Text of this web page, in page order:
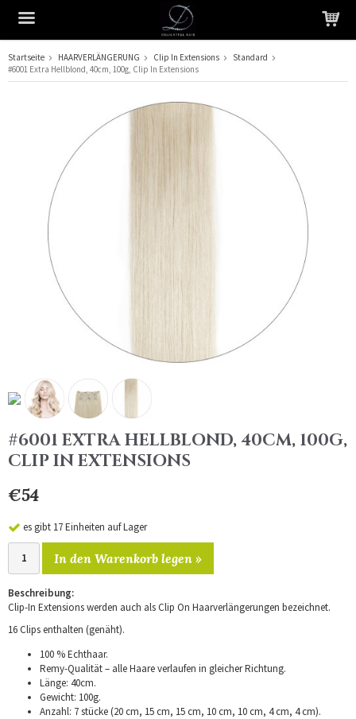
Das Produkt wurde in Ihren Warenkorb gelegt
Startseite HAARVERLÄNGERUNG Clip In Extensions
Standard
#6001 Extra Hellblond, 40cm, 100g, Clip In Extensions
#6001 EXTRA HELLBLOND, 40CM, 100G,
CLIP IN EXTENSIONS
€54
es gibt 17 Einheiten auf Lager
In den Warenkorb legen »
Beschreibung:
Clip-In Extensions werden auch als Clip On Haarverlängerungen bezeichnet.
16 Clips enthalten (genäht).
100 % Echthaar.
Remy-Qualität – alle Haare verlaufen in gleicher Richtung.
Länge: 40cm.
Gewicht: 100g.
Anzahl: 7 stücke (20 cm, 15 cm, 15 cm, 10 cm, 10 cm, 4 cm, 4 cm).